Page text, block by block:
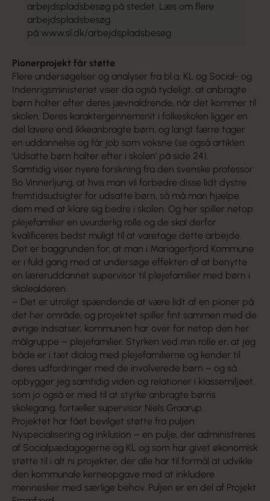
arbejdspladsbesøg på stedet. Læs om flere
arbejdspladsbesøg
på www.sl.dk/arbejdspladsbesøg
Pionerprojekt får støtte
Flere undersøgelser og analyser fra bl.a. KL og Social- og
Indenrigsministeriet viser da også tydeligt, at anbragte
børn halter efter deres jævnaldrende, når det kommer til
skolen. Deres karaktergennemsnit i folkeskolen ligger en
del lavere end ikkeanbragte børn, og langt færre tager
en uddannelse og får job som voksne (se også artiklen
‘Udsatte børn halter efter i skolen’ på side 24).
Samtidig viser nyere forskning fra den svenske professor
Bo Vinnerljung, at hvis man vil forbedre disse lidt dystre
fremtidsudsigter for udsatte børn, så må man hjælpe
dem med at klare sig bedre i skolen. Og her spiller netop
plejefamilier en uvurderlig rolle og de skal derfor
kvalificeres bedst muligt til at varetage dette arbejde.
Det er baggrunden for, at man i Mariagerfjord Kommune
er i fuld gang med at undersøge effekten af at benytte
en læreruddannet supervisor til plejefamilier med børn i
skolealderen.
– Det er utroligt spændende at være lidt af en pioner på
det her område, og projektet spiller fint sammen med de
øvrige indsatser, kommunen har over for netop den her
målgruppe – plejefamilier. Styrken ved min rolle er, at jeg
både er i tæt dialog med plejefamilierne og kender til
deres udfordringer med de involverede børn – og så
opbygger jeg samtidig viden og relationer i klassemiljøet,
som jo også er med til at styrke anbragte børns
skolegang, fortæller supervisor Niels Graarup.
Projektet har fået bevilget støtte fra puljen
Nyspecialisering og inklusion – en pulje, der administreres
af Socialpædagogerne og KL og som har givet økonomisk
støtte til i alt ni projekter, der alle har til formål at udvikle
den kommunale kerneopgave med at inkludere
mennesker med særlige behov. Puljen er en del af Projekt